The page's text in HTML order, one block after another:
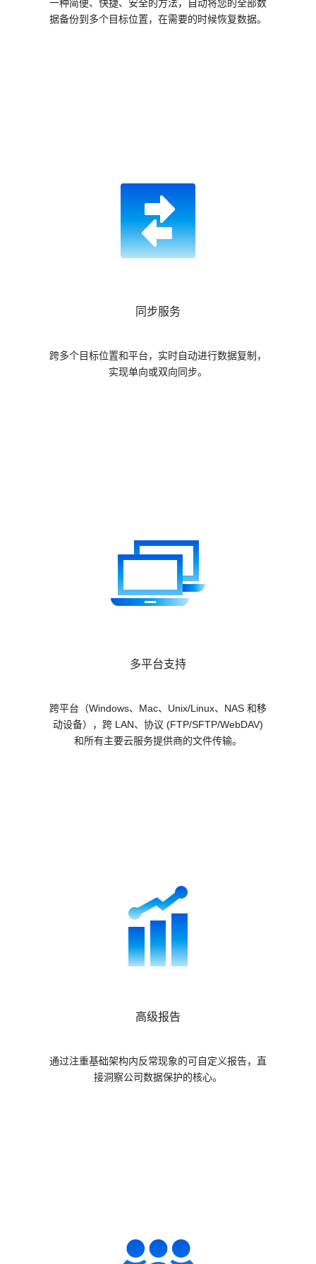
一种简便、快捷、安全的方法，自动将您的全部数
据备份到多个目标位置，在需要的时候恢复数据。
同步服务
跨多个目标位置和平台，实时自动进行数据复制，
实现单向或双向同步。
多平台支持
跨平台（Windows、Mac、Unix/Linux、NAS 和移
动设备），跨 LAN、协议 (FTP/SFTP/WebDAV)
和所有主要云服务提供商的文件传输。
高级报告
通过注重基础架构内反常现象的可自定义报告，直
接洞察公司数据保护的核心。